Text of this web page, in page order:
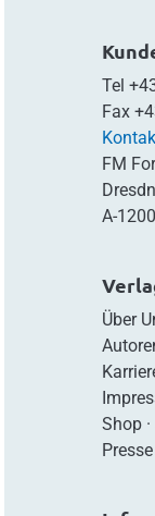
Tel
Fax
FM
A-
Über
Shop·